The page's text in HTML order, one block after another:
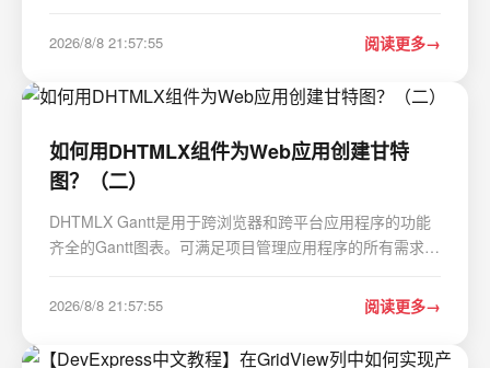
v26.1帮助文档大全&#xff08;CHM版本&#xff09;》 所有平台
导出自定义仪表板项目到Excel 用户现在可以在…
2026/8/8 21:57:55 阅读更多
如何用DHTMLX组件为Web应用创建甘特
图？（二）
DHTMLX Gantt是用于跨浏览器和跨平台应用程序的功能
齐全的Gantt图表。可满足项目管理应用程序的所有需求
应用程序中最需要的工具之一&#xff0c;DHTMLX Gantt组件
提供了能提升研发甘特图功能所需的重要工具。在这篇
文…
2026/8/8 21:57:55 阅读更多